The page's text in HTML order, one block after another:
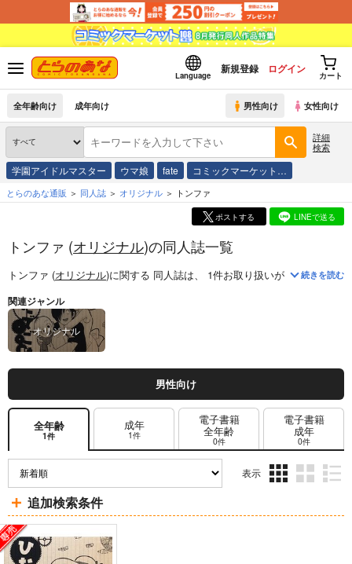
Language
新規登録 ログイン
カート
全年齢向け 成年向け 男性向け 女性向け
詳細
検索
学園アイドルマスター ウマ娘 fate コミックマーケット…
とらのあな通販 同人誌 オリジナル トンファ
ポストする LINEで送る
トンファ (オリジナル)の同人誌一覧
トンファ (オリジナル)に関する 同人誌は、 1件お取り扱いがございます。
続きを読む
関連ジャンル
オリジナル
男性向け
全年齢
1件
成年
1件
電子書籍
全年齢
0件
電子書籍
成年
0件
表示
ム
ム
ム
追加検索条件